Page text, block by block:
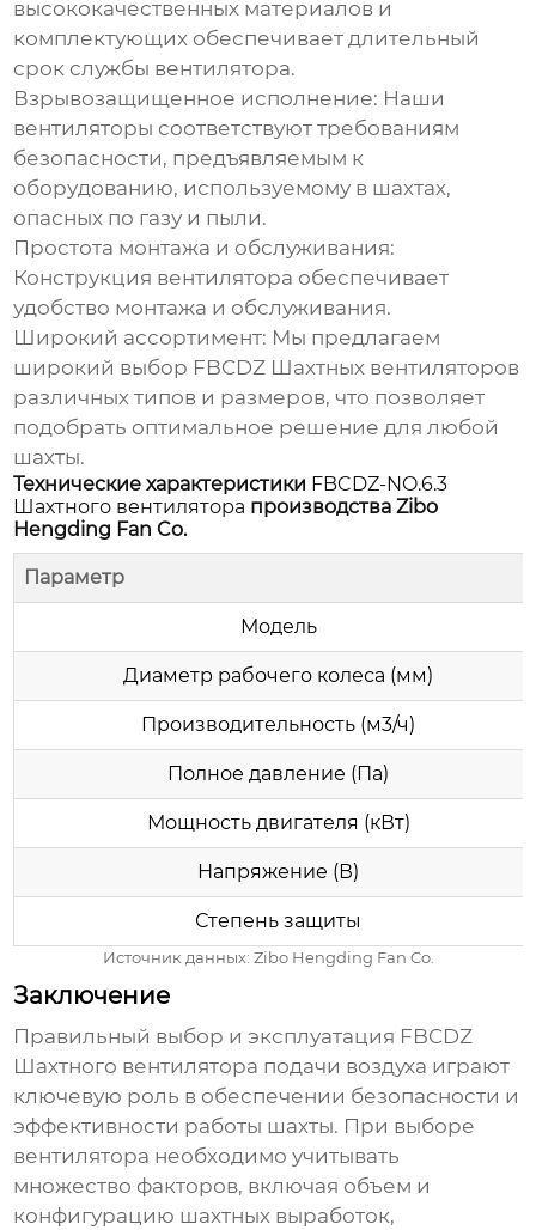
высококачественных материалов и
комплектующих обеспечивает длительный
срок службы вентилятора.
Взрывозащищенное исполнение: Наши
вентиляторы соответствуют требованиям
безопасности, предъявляемым к
оборудованию, используемому в шахтах,
опасных по газу и пыли.
Простота монтажа и обслуживания:
Конструкция вентилятора обеспечивает
удобство монтажа и обслуживания.
Широкий ассортимент: Мы предлагаем
широкий выбор FBCDZ Шахтных вентиляторов
различных типов и размеров, что позволяет
подобрать оптимальное решение для любой
шахты.
Технические характеристики FBCDZ-NO.6.3
Шахтного вентилятора производства Zibo
Hengding Fan Co.
Параметр
Модель
Диаметр рабочего колеса (мм)
Производительность (м3/ч)
Полное давление (Па)
Мощность двигателя (кВт)
Напряжение (В)
Степень защиты
Источник данных: Zibo Hengding Fan Co.
Заключение
Правильный выбор и эксплуатация FBCDZ
Шахтного вентилятора подачи воздуха играют
ключевую роль в обеспечении безопасности и
эффективности работы шахты. При выборе
вентилятора необходимо учитывать
множество факторов, включая объем и
конфигурацию шахтных выработок,